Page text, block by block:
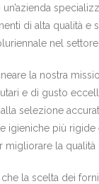
un’azienda
di alta qualità e
nel settore.
la nostra
e di gusto
selezione
igieniche più rigide
migliorare la qualità
la scelta dei